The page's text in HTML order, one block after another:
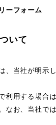
ーフォーム
いて
、当社が明示
利用する場合
なお、当社で